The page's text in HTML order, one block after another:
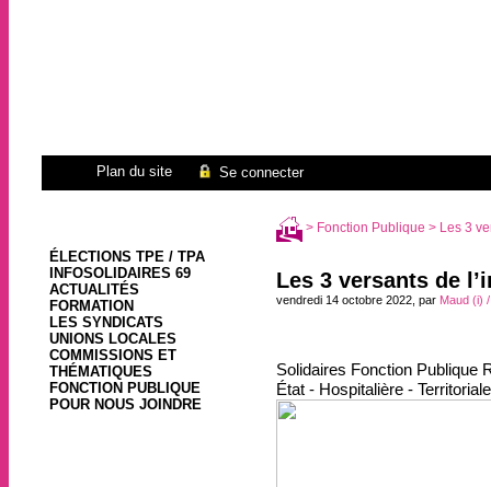
Plan du site Se connecter
ÉLECTIONS TPE / TPA
INFOSOLIDAIRES 69
ACTUALITÉS
FORMATION
LES SYNDICATS
UNIONS LOCALES
COMMISSIONS ET
THÉMATIQUES
FONCTION PUBLIQUE
POUR NOUS JOINDRE
> Fonction Publique > Les 3
Les 3 versants de
vendredi 14 octobre 2022, par Maud (i)
Solidaires Fonction Publique
État- Hospitalière- Territoriale